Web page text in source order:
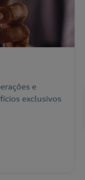
e
exclusivos